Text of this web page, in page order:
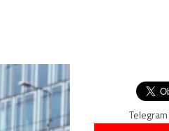
Telegram